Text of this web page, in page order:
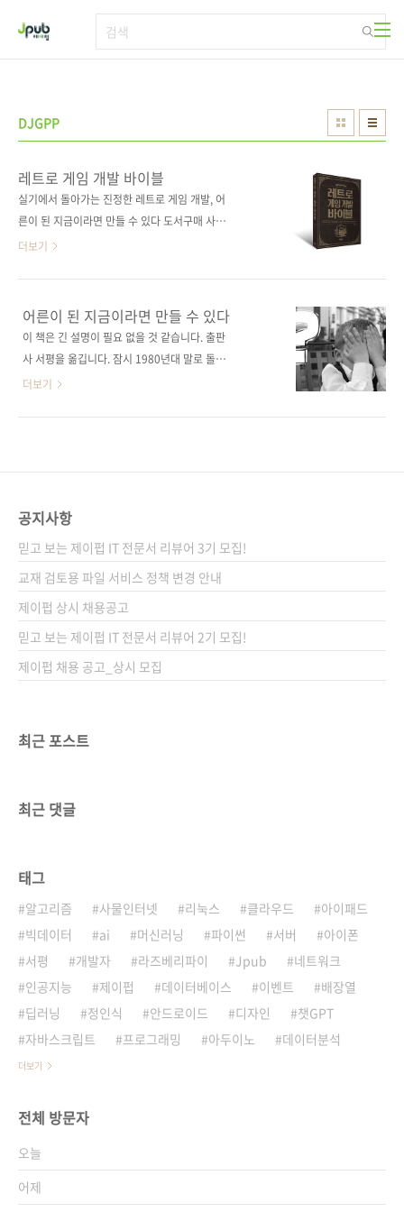
DJGPP
레트로 게임 개발 바이블
실기에서 돌아가는 진정한 레트로 게임 개발, 어
른이 된 지금이라면 만들 수 있다 도서구매 사이
트(가나다순) [교보문고] [도서11번가] [알라딘]
/ 알라딘 / 예스이십사 출판사 제이펍 저작권사
제이펍 원서명 (없음) 도서명 레트로 게임 개발
바이블 부제 MSX, MS-DOS 등 거의 모든 레트
하는 법 지은이 박주항 옮긴이 (없음) 감수자 (없
음) 시리즈 (없음) 출판일 2023. 01. 05 페이지
더보기
어른이 된 지금이라면 만들 수 있다
이 책은 긴 설명이 필요 없을 것 같습니다. 출판
사 서평을 옮깁니다. 잠시 1980년대 말로 돌아
가자. 당신은 지금 8비트 컴퓨터 앞에 앉아 ‘MSX
왜 나는지도 몰랐지만, 그 환희의 순간을 잊지 못
않은가. 난 누군가 또 여긴 어딘가 네, 이건 바로
책을 편집한 제 이야기이자, 40대가 지났는데도
여전히 게임을 붙잡고 있는 많은 어른이들의 이
야기입니다. 유년시절에 하필 ‘게임’이라는 현상
에 각인되어버린 모두의 이야..
더보기
공지사항
믿고 보는 제이펍 IT 전문서 리뷰어 3기 모집!
교재 검토용 파일 서비스 정책 변경 안내
제이펍 상시 채용공고
믿고 보는 제이펍 IT 전문서 리뷰어 2기 모집!
제이펍 채용 공고_상시 모집
최근 포스트
최근 댓글
태그
알고리즘 사물인터넷 리눅스 클라우드
아이패드
빅데이터
ai 머신러닝 파이썬 서버
아이폰
서평
개발자 라즈베리파이 Jpub
네트워크
인공지능
제이펍 데이터베이스 이벤트
배장열
딥러닝
정인식 안드로이드 디자인
챗GPT
자바스크립트
프로그래밍 아두이노 데이터분석
더보기
전체 방문자
오늘
어제